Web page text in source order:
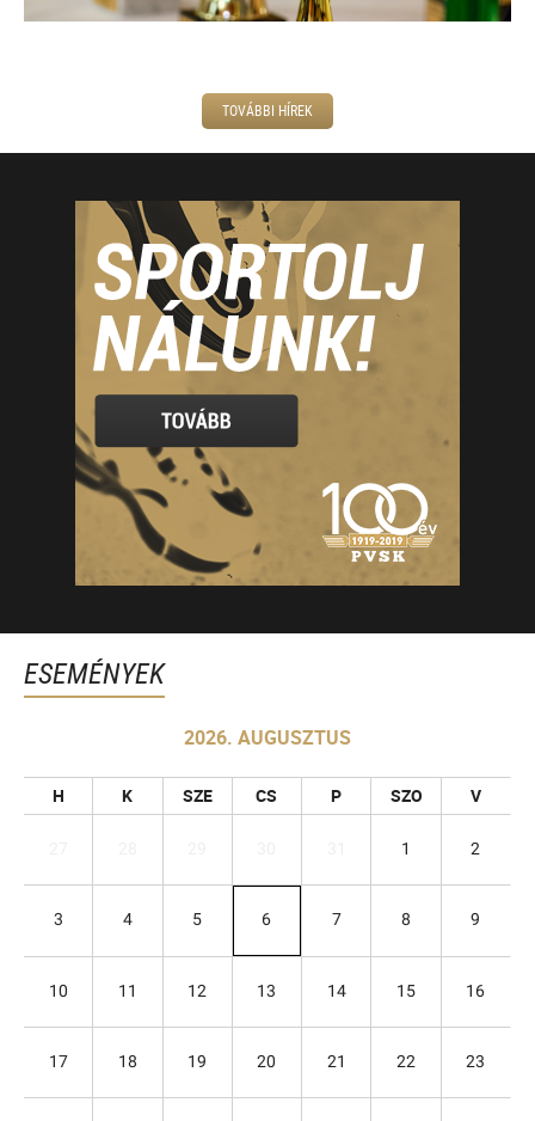
TOVÁBBI HÍREK
ESEMÉNYEK
2026. AUGUSZTUS
H K SZE CS P SZO V
1 2
3 4 5 6 7 8 9
10 11 12 13 14 15 16
17 18 19 20 21 22 23